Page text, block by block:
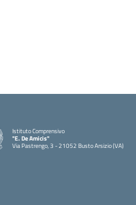
Istituto Comprensivo
"E. De Amicis"
Via Pastrengo, 3 - 21052 Busto Arsizio (VA)